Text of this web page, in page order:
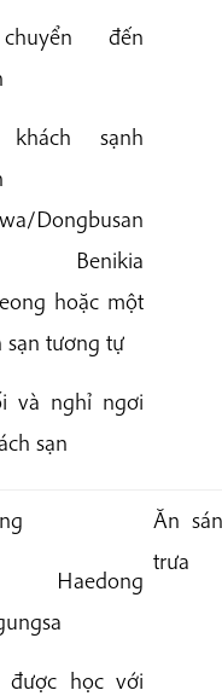
đến
sạnh
Dongbusan
hoặc một
sạn tương tự
và nghỉ ngơi
sạn
Haedong
được học với
Ăn
trưa